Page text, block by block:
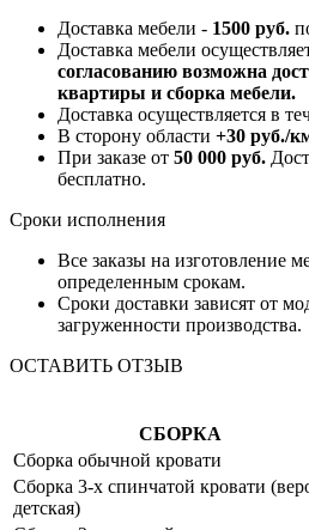
Доставка мебели - 1500 руб.
Доставка мебели
согласованию возможна
квартиры и сборка мебели.
Доставка осуществляется в
В сторону области +30 руб./
При заказе от 50 000 руб.
бесплатно.
Сроки исполнения
Все заказы на изготовление
определенным срокам.
Сроки доставки зависят от
загруженности производства.
ОСТАВИТЬ ОТЗЫВ
СБОРКА
Сборка обычной кровати
Сборка 3-х спинчатой кровати
детская)